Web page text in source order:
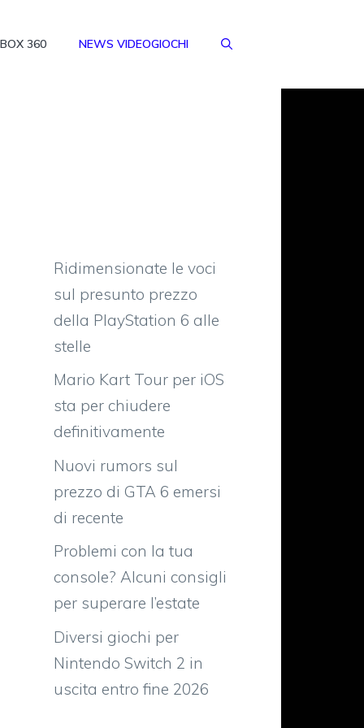
360 NEWS VIDEOGIOCHI
Ridimensionate le voci
sul presunto prezzo
della PlayStation 6 alle
stelle
Mario Kart Tour per iOS
sta per chiudere
definitivamente
Nuovi rumors sul
prezzo di GTA 6 emersi
di recente
Problemi con la tua
console? Alcuni consigli
per superare l’estate
Diversi giochi per
Nintendo Switch 2 in
uscita entro fine 2026